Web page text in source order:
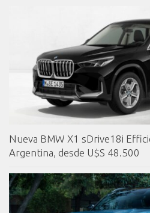
Nueva BMW X1 sDrive18i
Argentina, desde U$S 48.500